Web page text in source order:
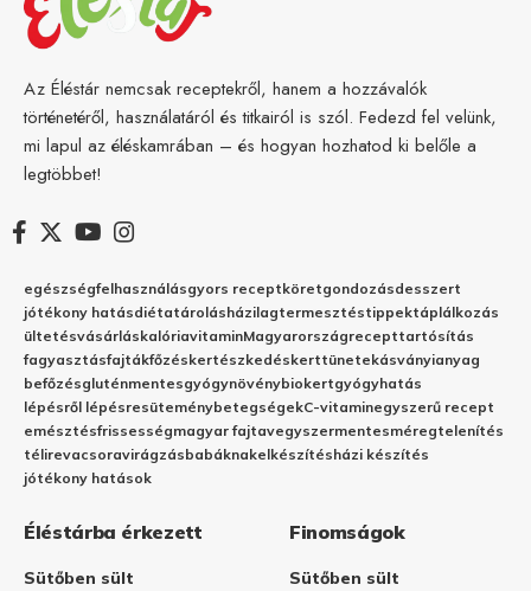
Az Éléstár nemcsak receptekről, hanem a hozzávalók
történetéről, használatáról és titkairól is szól. Fedezd fel velünk,
mi lapul az éléskamrában – és hogyan hozhatod ki belőle a
legtöbbet!
egészségfelhasználásgyors receptköretgondozásdesszert
jótékony hatásdiétatárolásházilagtermesztéstippektáplálkozás
ültetésvásárláskalóriavitaminMagyarországrecepttartósítás
fagyasztásfajtákfőzéskertészkedéskerttünetekásványianyag
befőzésgluténmentesgyógynövénybiokertgyógyhatás
lépésről lépésresüteménybetegségekC-vitaminegyszerű recept
emésztésfrissességmagyar fajtavegyszermentesméregtelenítés
télirevacsoravirágzásbabáknakelkészítésházi készítés
jótékony hatások
Éléstárba érkezett
Sütőben sült
Finomságok
Sütőben sült